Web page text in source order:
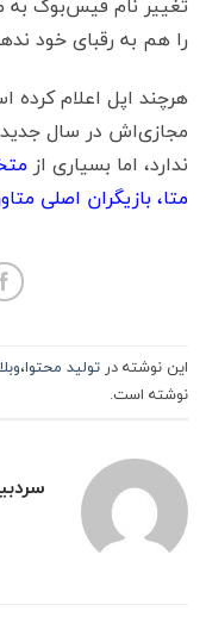
را هم به رقبای خود
هرچند اپل اعلام
مجازی‌اش در سال جدید
ندارد، اما بسیاری از
متا، بازیگران اصلی
این نوشته درتولید محتوا،
نوشته است.